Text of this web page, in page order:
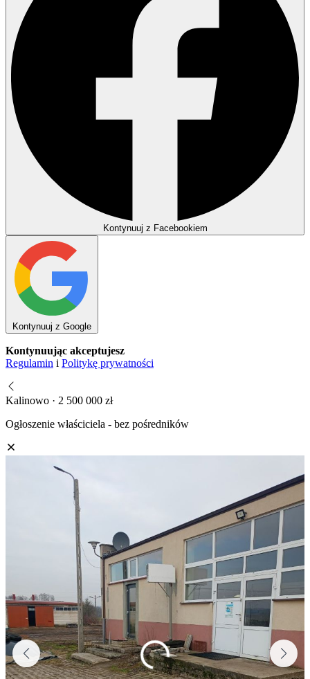
Kontynuuj z Facebookiem
Kontynuuj z Google
Kontynuując akceptujesz
Regulamin i Politykę prywatności
Kalinowo · 2 500 000 zł
Ogłoszenie właściciela - bez pośredników